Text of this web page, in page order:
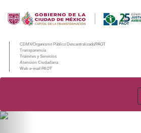
CDMX/Organismo Público Descentralizado/PAOT
Transparencia
Trámites y Servicios
Atención Ciudadana
Web e-mail PAOT